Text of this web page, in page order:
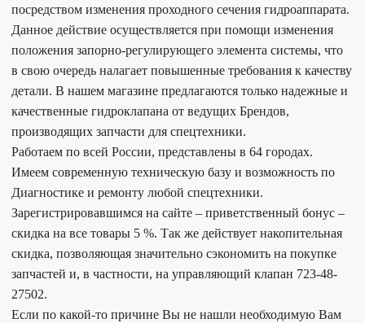
посредством изменения проходного сечения гидроаппарата.
Данное действие осуществляется при помощи изменения
положения запорно-регулирующего элемента системы, что
в свою очередь налагает повышенные требования к качеству
детали. В нашем магазине предлагаются только надежные и
качественные гидроклапана от ведущих Брендов,
производящих запчасти для спецтехники.
Работаем по всей России, представлены в 64 городах.
Имеем современную техническую базу и возможность по
Диагностике и ремонту любой спецтехники.
Зарегистрировавшимся на сайте – приветственный бонус –
скидка на все товары 5 %. Так же действует накопительная
скидка, позволяющая значительно сэкономить на покупке
запчастей и, в частности, на управляющий клапан 723-48-
27502.
Если по какой-то причине Вы не нашли необходимую Вам